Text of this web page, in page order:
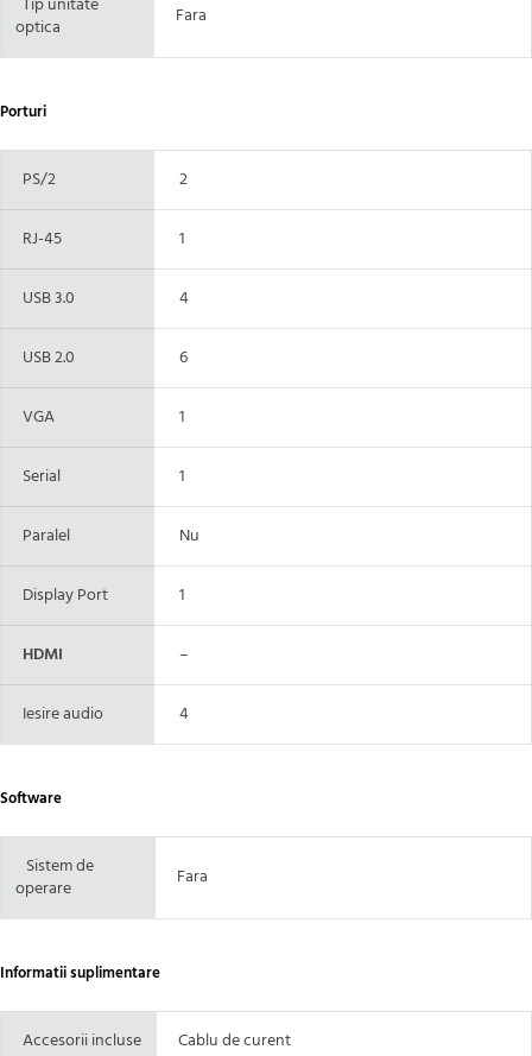
Tip unitate
optica
Fara
Porturi
PS/2 2
RJ-45 1
USB 3.0 4
USB 2.0 6
VGA 1
Serial 1
Paralel Nu
Display Port 1
HDMI –
Iesire audio 4
Software
Sistem de
operare
Fara
Informatii suplimentare
Accesorii incluse Cablu de curent